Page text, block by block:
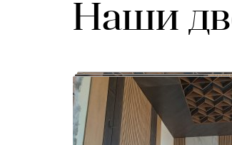
Наши